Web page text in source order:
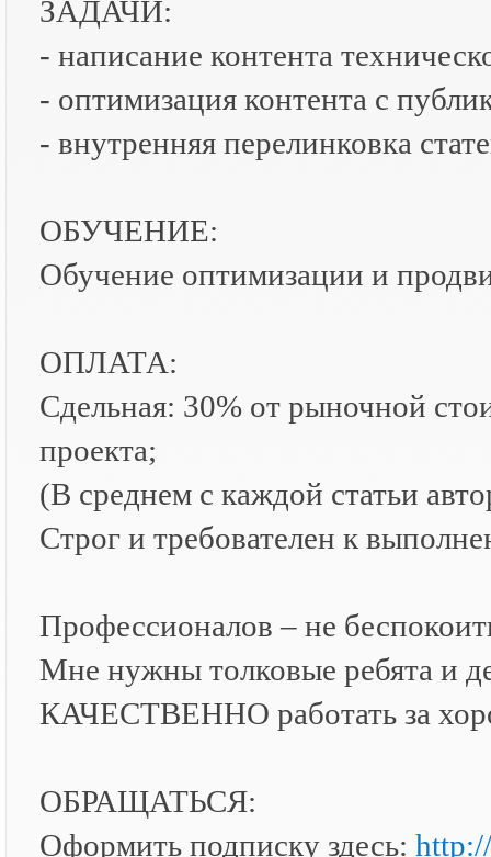
ЗАДАЧИ:
- написание контента
- оптимизация контента с
- внутренняя перелинковка
ОБУЧЕНИЕ:
Обучение оптимизации и
ОПЛАТА:
Сдельная: 30% от рыночной
проекта;
(В среднем с каждой статьи
Строг и требователен к
Профессионалов – не
Мне нужны толковые ребята и
КАЧЕСТВЕННО работать за
ОБРАЩАТЬСЯ:
Оформить подписку здесь: